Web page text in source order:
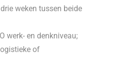
weken tussen beide
werk- en denkniveau;
of